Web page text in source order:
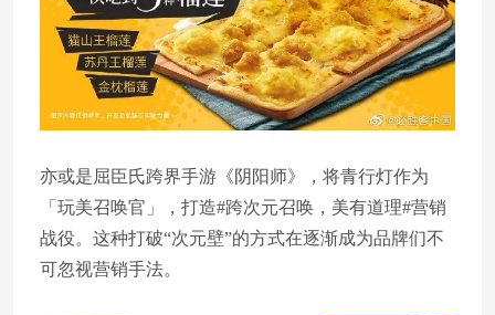
亦或是屈臣氏跨界手游《阴阳师》，将青行灯作为
「玩美召唤官」，打造#跨次元召唤，美有道理#营销
战役。这种打破“次元壁”的方式在逐渐成为品牌们不
可忽视营销手法。